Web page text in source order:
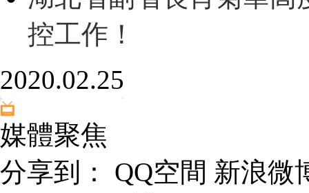
控工作！
2020.02.25
媒體聚焦
分享到：
QQ空間 新浪微